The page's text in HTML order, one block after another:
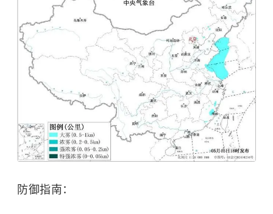
防御指南：